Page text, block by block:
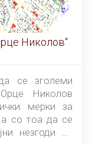
Николов“
се зголеми
Николов
мерки за
а со тоа да се
незгоди на